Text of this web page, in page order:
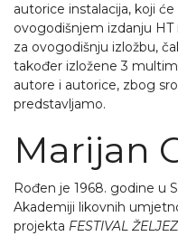
autorice instalacija, koji
ovogodišnjem izdanju HT
za ovogodišnju izložbu,
također izložene 3
autore i autorice, zbog
predstavljamo.
Marijan
Rođen je 1968. godine u
Akademiji likovnih
projekta FESTIVAL